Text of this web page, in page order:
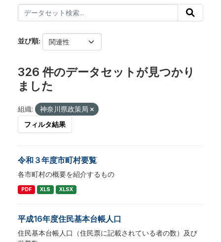
並び順
326 件のデータセットが見つかり
ました
組織:
神奈川県政策局
フィルタ結果
令和３年度市町村要覧
各市町村の概要を紹介するもの
PDF XLS XLSX
平成16年度住民基本台帳人口
住民基本台帳人口（住民票に記載されている者の数）及び